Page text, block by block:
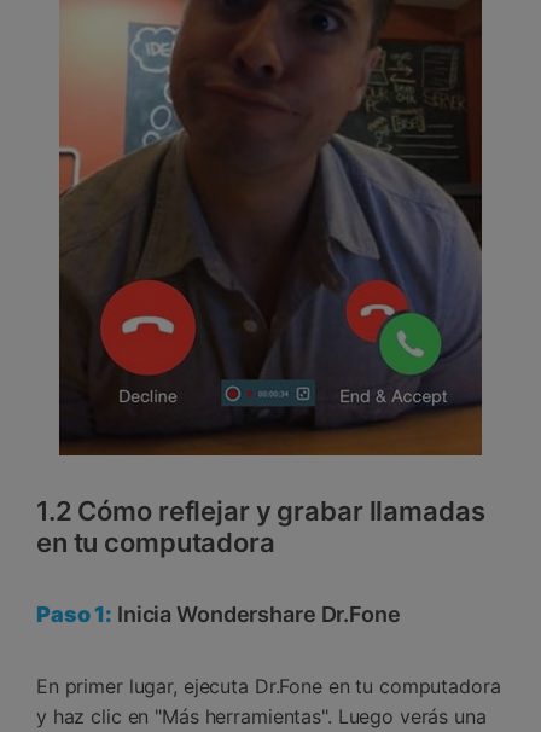
1.2 Cómo reflejar y grabar llamadas
en tu computadora
Paso 1: Inicia Wondershare Dr.Fone
En primer lugar, ejecuta Dr.Fone en tu computadora
y haz clic en "Más herramientas". Luego verás una